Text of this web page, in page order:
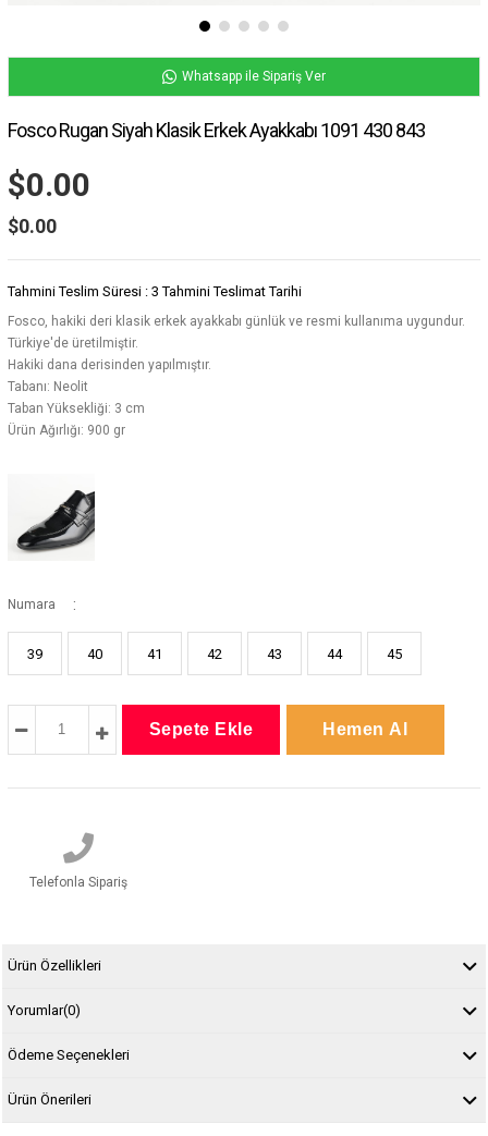
Whatsapp ile Sipariş Ver
Fosco Rugan Siyah Klasik Erkek Ayakkabı 1091 430 843
$0.00
$0.00
Tahmini Teslim Süresi : 3 Tahmini Teslimat Tarihi
Fosco, hakiki deri klasik erkek ayakkabı günlük ve resmi kullanıma uygundur.
Türkiye'de üretilmiştir.
Hakiki dana derisinden yapılmıştır.
Tabanı: Neolit
Taban Yüksekliği: 3 cm
Ürün Ağırlığı: 900 gr
Numara :
39 40 41 42 43 44 45
Telefonla Sipariş
Ürün Özellikleri
Yorumlar(0)
Ödeme Seçenekleri
Ürün Önerileri